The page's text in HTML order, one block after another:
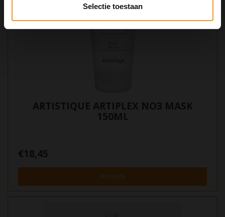
Selectie toestaan
ARTISTIQUE ARTIPLEX NO3 MASK
150ML
€18,45
BEKIJKEN